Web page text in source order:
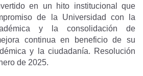
en un hito institucional que
de la Universidad con la
y la consolidación de
continua en beneficio de su
y la ciudadanía. Resolución
de 2025.